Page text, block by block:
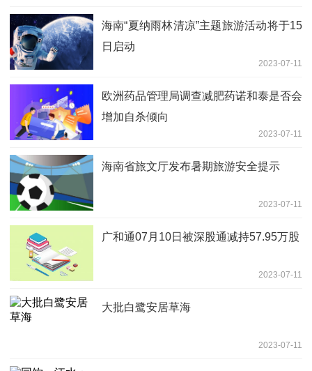
海南“夏纳雨林清凉”主题旅游活动将于15
日启动
2023-07-11
欧洲药品管理局调查减肥药诺和泰是否会
增加自杀倾向
2023-07-11
海南省旅文厅发布暑期旅游安全提示
2023-07-11
广和通07月10日被深股通减持57.95万股
2023-07-11
大批白鹭安居草海
2023-07-11